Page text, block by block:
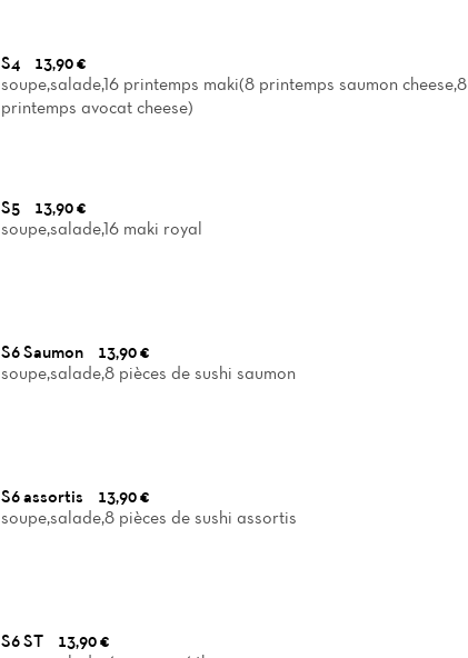
S4
13,90 €
soupe,salade,16 printemps maki(8 printemps saumon cheese,8
printemps avocat cheese)
S5
13,90 €
soupe,salade,16 maki royal
S6 Saumon
13,90 €
soupe,salade,8 pièces de sushi saumon
S6 assortis
13,90 €
soupe,salade,8 pièces de sushi assortis
S6 ST
13,90 €